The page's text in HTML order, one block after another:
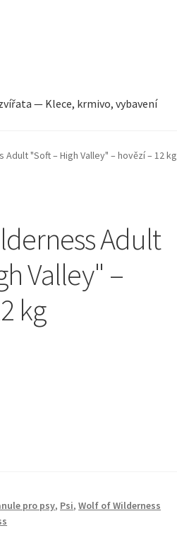
— Klece, krmivo, vybavení
PokladnaVše pro kočky
Adult "Soft – High Valley" – hovězí – 12 kg
Adult
Valley" –
kg
pro psy, Psi,Wolf of Wilderness